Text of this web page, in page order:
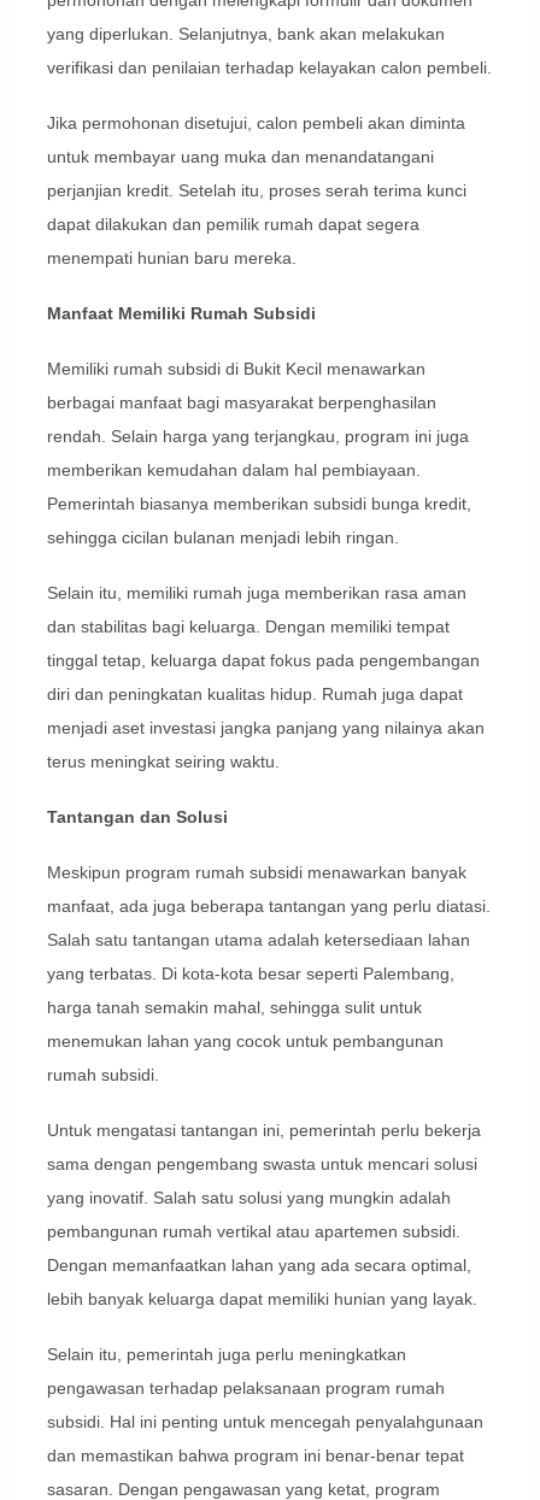
yang diperlukan. Selanjutnya, bank akan melakukan
verifikasi dan penilaian terhadap kelayakan calon pembeli.
Jika permohonan disetujui, calon pembeli akan diminta
untuk membayar uang muka dan menandatangani
perjanjian kredit. Setelah itu, proses serah terima kunci
dapat dilakukan dan pemilik rumah dapat segera
menempati hunian baru mereka.
Manfaat Memiliki Rumah Subsidi
Memiliki rumah subsidi di Bukit Kecil menawarkan
berbagai manfaat bagi masyarakat berpenghasilan
rendah. Selain harga yang terjangkau, program ini juga
memberikan kemudahan dalam hal pembiayaan.
Pemerintah biasanya memberikan subsidi bunga kredit,
sehingga cicilan bulanan menjadi lebih ringan.
Selain itu, memiliki rumah juga memberikan rasa aman
dan stabilitas bagi keluarga. Dengan memiliki tempat
tinggal tetap, keluarga dapat fokus pada pengembangan
diri dan peningkatan kualitas hidup. Rumah juga dapat
menjadi aset investasi jangka panjang yang nilainya akan
terus meningkat seiring waktu.
Tantangan dan Solusi
Meskipun program rumah subsidi menawarkan banyak
manfaat, ada juga beberapa tantangan yang perlu diatasi.
Salah satu tantangan utama adalah ketersediaan lahan
yang terbatas. Di kota-kota besar seperti Palembang,
harga tanah semakin mahal, sehingga sulit untuk
menemukan lahan yang cocok untuk pembangunan
rumah subsidi.
Untuk mengatasi tantangan ini, pemerintah perlu bekerja
sama dengan pengembang swasta untuk mencari solusi
yang inovatif. Salah satu solusi yang mungkin adalah
pembangunan rumah vertikal atau apartemen subsidi.
Dengan memanfaatkan lahan yang ada secara optimal,
lebih banyak keluarga dapat memiliki hunian yang layak.
Selain itu, pemerintah juga perlu meningkatkan
pengawasan terhadap pelaksanaan program rumah
subsidi. Hal ini penting untuk mencegah penyalahgunaan
dan memastikan bahwa program ini benar-benar tepat
sasaran. Dengan pengawasan yang ketat, program